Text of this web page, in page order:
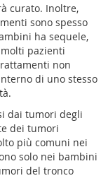
curato. Inoltre,
sono spesso
ha sequele,
pazienti
non
di uno stesso
dai tumori degli
dei tumori
più comuni nei
solo nei bambini
del tronco